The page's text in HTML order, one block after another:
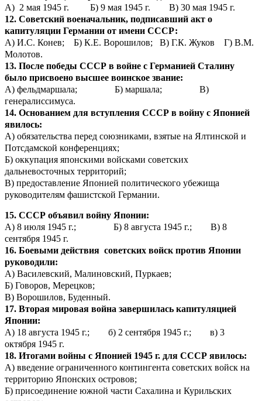
А) 2 мая 1945 г. Б) 9 мая 1945 г. В) 30 мая 1945 г.
12. Советский военачальник, подписавший акт о
капитуляции Германии от имени СССР:
А) И.С. Конев; Б) К.Е. Ворошилов; В) Г.К. Жуков Г) В.М.
Молотов.
13. После победы СССР в войне с Германией Сталину
было присвоено высшее воинское звание:
А) фельдмаршала; Б) маршала; В)
генералиссимуса.
14. Основанием для вступления СССР в войну с Японией
явилось:
А) обязательства перед союзниками, взятые на Ялтинской и
Потсдамской конференциях;
Б) оккупация японскими войсками советских
дальневосточных территорий;
В) предоставление Японией политического убежища
руководителям фашистской Германии.
15. СССР объявил войну Японии:
А) 8 июля 1945 г.; Б) 8 августа 1945 г.; В) 8
сентября 1945 г.
16. Боевыми действия советских войск против Японии
руководили:
А) Василевский, Малиновский, Пуркаев;
Б) Говоров, Мерецков;
В) Ворошилов, Буденный.
17. Вторая мировая война завершилась капитуляцией
Японии:
А) 18 августа 1945 г.; б) 2 сентября 1945 г.; в) 3
октября 1945 г.
18. Итогами войны с Японией 1945 г. для СССР явилось:
А) введение ограниченного контингента советских войск на
территорию Японских островов;
Б) присоединение южной части Сахалина и Курильских